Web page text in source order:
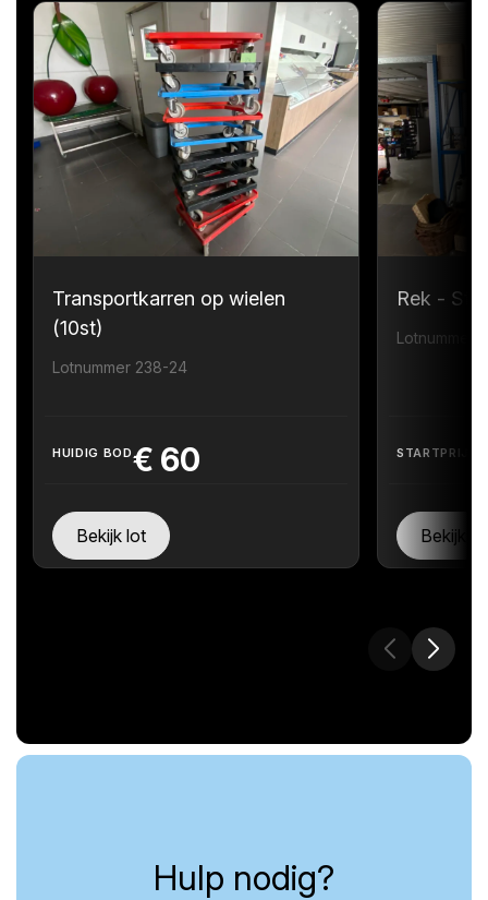
Transportkarren op wielen
(10st)
Lotnummer 238-24
HUIDIG BOD€ 60
Bekijk lot
Rek -
Lotnummer
STARTPRIJS
Bekijk
Hulp nodig?